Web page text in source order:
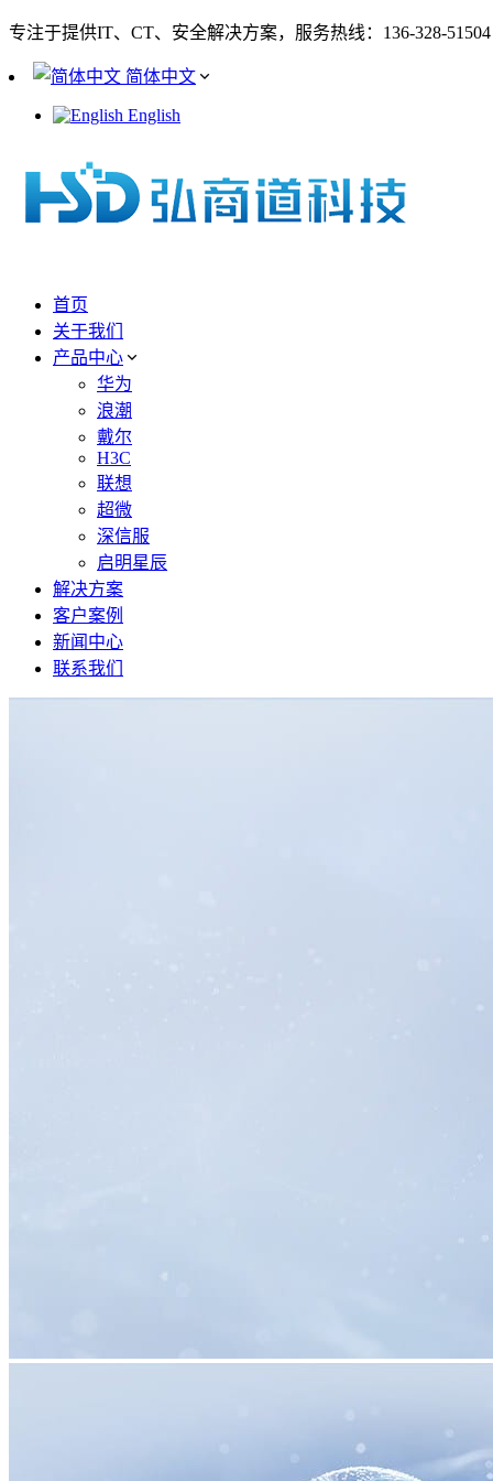
专注于提供IT、CT、安全解决方案，服务热线：136-328-51504
简体中文
English
首页
关于我们
产品中心
华为
浪潮
戴尔
H3C
联想
超微
深信服
启明星辰
解决方案
客户案例
新闻中心
联系我们